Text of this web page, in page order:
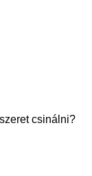
csinálni?